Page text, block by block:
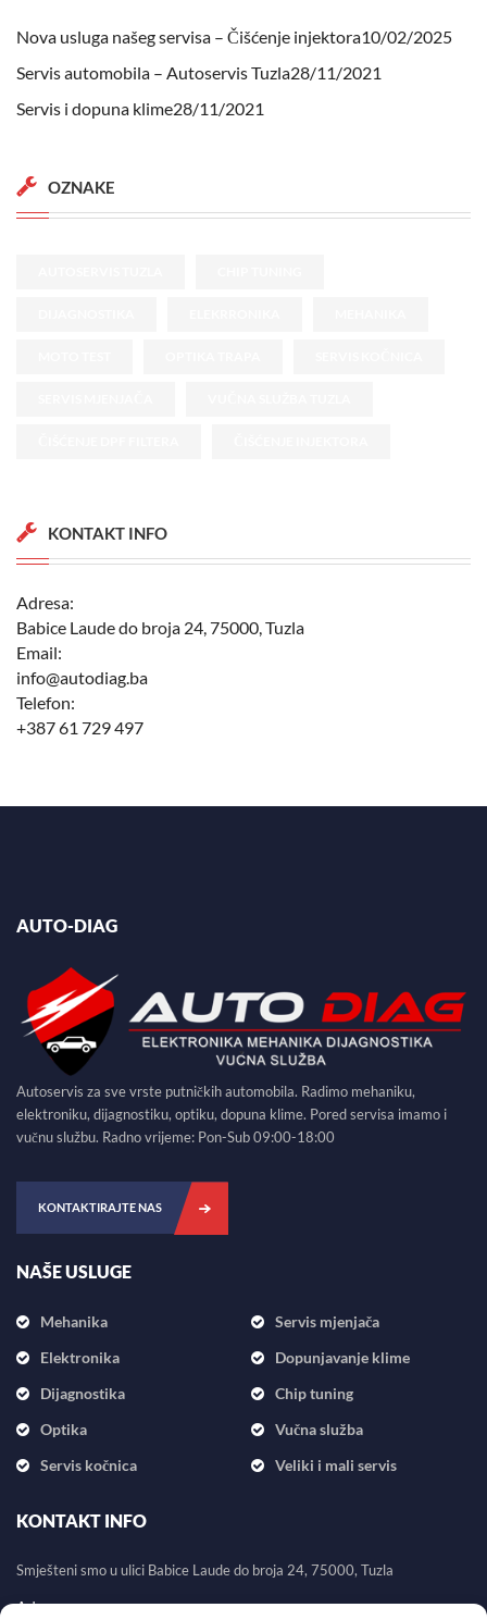
Nova usluga našeg servisa – Čišćenje injektora10/02/2025
Servis automobila – Autoservis Tuzla28/11/2021
Servis i dopuna klime28/11/2021
OZNAKE
KONTAKT INFO
Adresa:
Babice Laude do broja 24, 75000, Tuzla
Email:
info@autodiag.ba
Telefon:
+387 61 729 497
AUTO-DIAG
Autoservis za sve vrste putničkih automobila. Radimo mehaniku,
elektroniku, dijagnostiku, optiku, dopuna klime. Pored servisa imamo i
vučnu službu. Radno vrijeme: Pon-Sub 09:00-18:00
KONTAKTIRAJTE NAS
NAŠE USLUGE
Mehanika
Elektronika
Dijagnostika
Optika
Servis kočnica
Servis mjenjača
Dopunjavanje klime
Chip tuning
Vučna služba
Veliki i mali servis
KONTAKT INFO
Smješteni smo u ulici Babice Laude do broja 24, 75000, Tuzla
Adresa: